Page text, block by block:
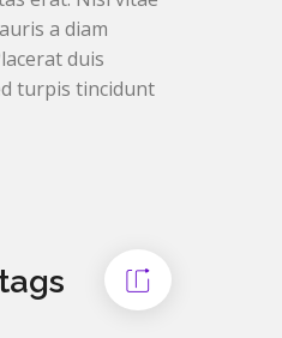
a diam
duis
turpis tincidunt